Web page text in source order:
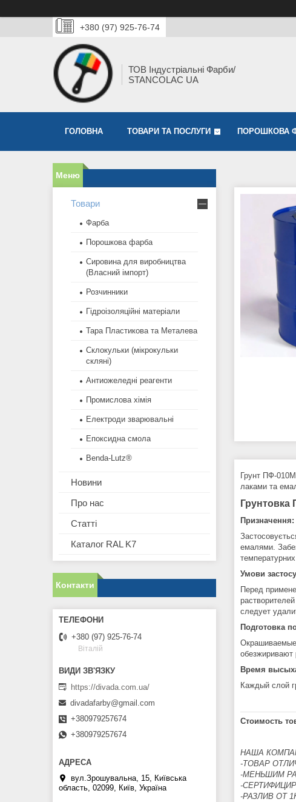
+380 (97) 925-76-74
ТОВ Індустріальні Фарби/
STANCOLAC UA
ГОЛОВНА ТОВАРИ ТА ПОСЛУГИ ПОРОШКОВА
Грунт ПФ-010М
лаками та
Призначення:
емалями.
Умови
Перед
следует
Подготовка
обезжиривают
Время
Каждый слой
Стоимость
НАША
-ТОВАР
-МЕНЬШИМ
-
-РАЗЛИВ ОТ
Товари
Фарба
Порошкова фарба
Сировина для виробництва
(Власний імпорт)
Розчинники
Гідроізоляційні матеріали
Тара Пластикова та Металева
Склокульки (мікрокульки
скляні)
Антиожеледні реагенти
Промислова хімія
Електроди зварювальні
Епоксидна смола
Benda-Lutz®
Новини
Про нас
Статті
Каталог RAL K7
Контакти
+380 (97) 925-76-74
Віталій
https://divada.com.ua/
divadafarby@gmail.com
+380979257674
+380979257674
вул.Зрошувальна, 15, Київська
область, 02099, Київ, Україна